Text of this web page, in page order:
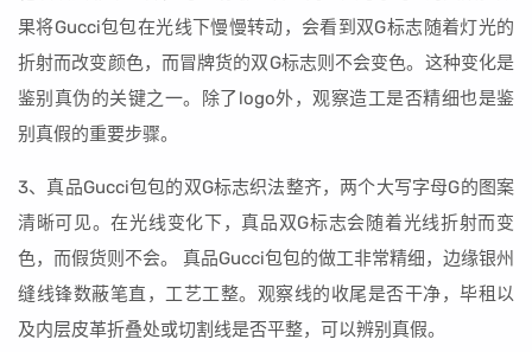
果将Gucci包包在光线下慢慢转动，会看到双G标志随着灯光的
折射而改变颜色，而冒牌货的双G标志则不会变色。这种变化是
鉴别真伪的关键之一。除了logo外，观察造工是否精细也是鉴
别真假的重要步骤。
3、真品Gucci包包的双G标志织法整齐，两个大写字母G的图案
清晰可见。在光线变化下，真品双G标志会随着光线折射而变
色，而假货则不会。 真品Gucci包包的做工非常精细，边缘银州
缝线锋数蔽笔直，工艺工整。观察线的收尾是否干净，毕租以
及内层皮革折叠处或切割线是否平整，可以辨别真假。